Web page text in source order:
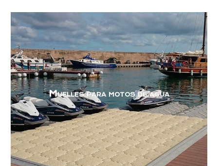
Muelles para motos de agua